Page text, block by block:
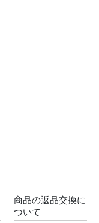
商品の返品交換に
ついて